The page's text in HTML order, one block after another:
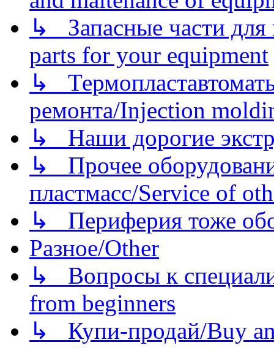
↳ Запасные части для
parts for your equipment
↳
ремонта/Injection
↳ Наши дорогие
↳ Прочее
пластмасс/Service of
↳ Периферия тоже
Разное/Other
↳ Вопросы к
from beginners
↳ Купи-продай/Buy